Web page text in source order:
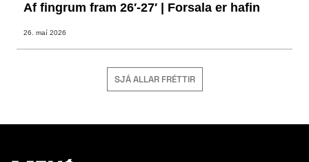
Af fingrum fram 26′-27′ | Forsala er hafin
26. maí 2026
SJÁ ALLAR FRÉTTIR